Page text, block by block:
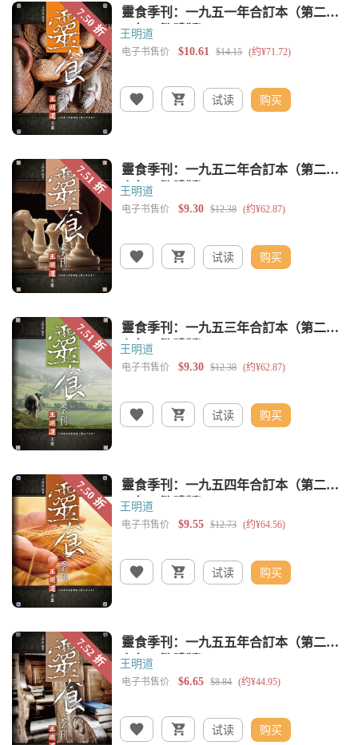
王明道
试读 购买
王明道
试读 购买
王明道
试读 购买
王明道
试读 购买
王明道
试读 购买